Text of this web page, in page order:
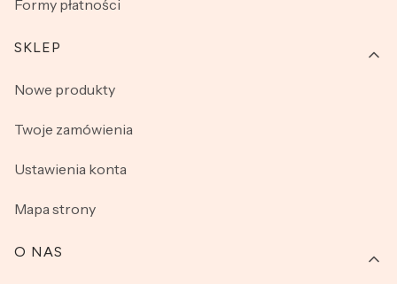
Formy płatności
SKLEP
Nowe produkty
Twoje zamówienia
Ustawienia konta
Mapa strony
O NAS